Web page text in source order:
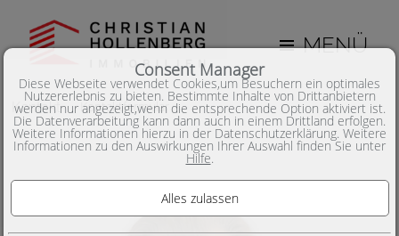
MENÜ
Kontakt Kontaktformular
Consent Manager
Diese Webseite verwendet Cookies,um Besuchern ein optimales
Nutzererlebnis zu bieten. Bestimmte Inhalte von Drittanbietern
werden nur angezeigt,wenn die entsprechende Option aktiviert ist.
Die Datenverarbeitung kann dann auch in einem Drittland erfolgen.
Weitere Informationen hierzu in der Datenschutzerklärung. Weitere
Informationen zu den Auswirkungen Ihrer Auswahl finden Sie unter
Hilfe.